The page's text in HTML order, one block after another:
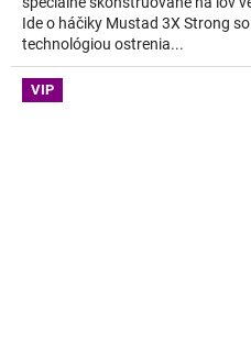
Ide o háčiky Mustad 3X Strong
technológiou ostrenia...
VIP